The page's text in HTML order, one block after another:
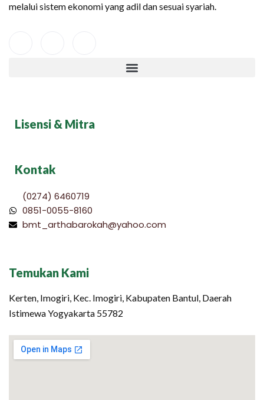
melalui sistem ekonomi yang adil dan sesuai syariah.
Lisensi & Mitra
Kontak
(0274) 6460719
0851-0055-8160
bmt_arthabarokah@yahoo.com
Temukan Kami
Kerten, Imogiri, Kec. Imogiri, Kabupaten Bantul, Daerah
Istimewa Yogyakarta 55782